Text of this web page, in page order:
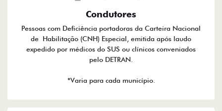
Condutores
Pessoas com Deficiência portadoras da Carteira Nacional
de Habilitação (CNH) Especial, emitida após laudo
expedido por médicos do SUS ou clínicos conveniados
pelo DETRAN.
*Varia para cada município.